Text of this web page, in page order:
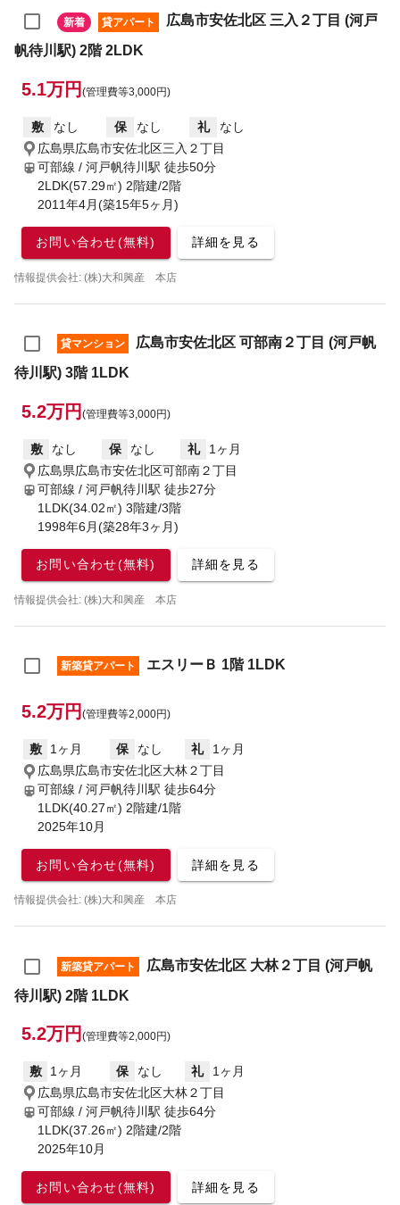
新着 貸アパート
広島市安佐北区 三入２丁目 (河戸
帆待川駅) 2階 2LDK
5.1万円 (管理費等3,000円)
敷 なし 保 なし 礼
なし
広島県広島市安佐北区三入２丁目
可部線 / 河戸帆待川駅 徒歩50分
2LDK(57.29㎡) 2階建/2階
2011年4月(築15年5ヶ月)
お問い合わせ(無料) 詳細を見る
情報提供会社: (株)大和興産 本店
貸マンション
広島市安佐北区 可部南２丁目 (河戸帆
待川駅) 3階 1LDK
5.2万円 (管理費等3,000円)
敷 なし 保 なし 礼
1ヶ月
広島県広島市安佐北区可部南２丁目
可部線 / 河戸帆待川駅 徒歩27分
1LDK(34.02㎡) 3階建/3階
1998年6月(築28年3ヶ月)
お問い合わせ(無料) 詳細を見る
情報提供会社: (株)大和興産 本店
新築貸アパート エスリーＢ 1階 1LDK
5.2万円 (管理費等2,000円)
敷 1ヶ月 保 なし 礼
1ヶ月
広島県広島市安佐北区大林２丁目
可部線 / 河戸帆待川駅 徒歩64分
1LDK(40.27㎡) 2階建/1階
2025年10月
お問い合わせ(無料) 詳細を見る
情報提供会社: (株)大和興産 本店
新築貸アパート
広島市安佐北区 大林２丁目 (河戸帆
待川駅) 2階 1LDK
5.2万円 (管理費等2,000円)
敷 1ヶ月 保 なし 礼
1ヶ月
広島県広島市安佐北区大林２丁目
可部線 / 河戸帆待川駅 徒歩64分
1LDK(37.26㎡) 2階建/2階
2025年10月
お問い合わせ(無料) 詳細を見る